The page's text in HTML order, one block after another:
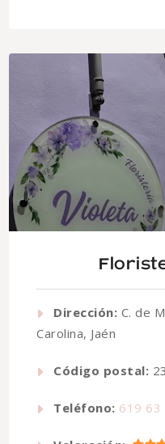
Dirección: C. de
Carolina, Jaén
Código postal:
Teléfono: 619 63